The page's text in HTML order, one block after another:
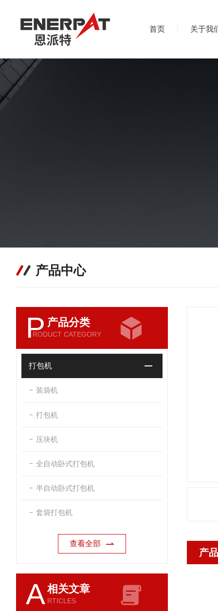
首页 关于我
产品中心
P 产品分类
RODUCT CATEGORY
打包机
装袋机
打包机
压块机
全自动卧式打包机
半自动卧式打包机
套袋打包机
查看全部
A相关文章
RTICLES
产